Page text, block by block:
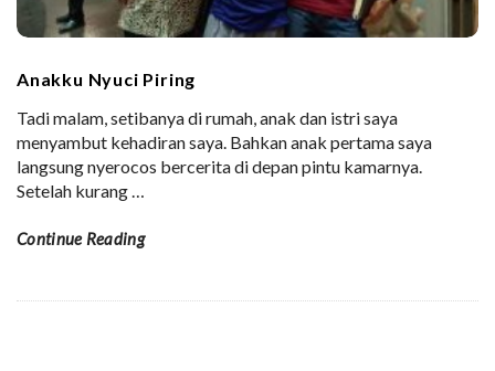
Anakku Nyuci Piring
Tadi malam, setibanya di rumah, anak dan istri saya
menyambut kehadiran saya. Bahkan anak pertama saya
langsung nyerocos bercerita di depan pintu kamarnya.
Setelah kurang…
Continue Reading